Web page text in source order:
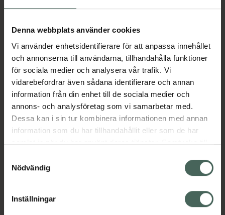
Denna webbplats använder cookies
Vi använder enhetsidentifierare för att anpassa innehållet
och annonserna till användarna, tillhandahålla funktioner
för sociala medier och analysera vår trafik. Vi
vidarebefordrar även sådana identifierare och annan
information från din enhet till de sociala medier och
annons- och analysföretag som vi samarbetar med.
Dessa kan i sin tur kombinera informationen med annan
information som du har tillhandahållit eller som de har
samlat in när du har använt deras tjänster. Samtycke till
återkalla ditt samtycke via webbplatsens
cookieinställningar. Ett återkallat samtycke påverkar inte
lagligheten av behandling som skett innan återkallelsen.
Nödvändig
Inställningar
Aktuella erbjudanden
Beskrivning Dölj
Läs alltid bipacksedeln innan
användning.
EAN:05413760353593
Bipacksedel från FASS Visa